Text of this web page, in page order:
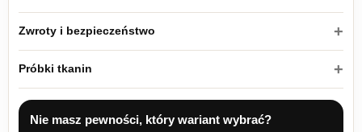
Zwroty i bezpieczeństwo
Próbki tkanin
Nie masz pewności, który wariant wybrać?